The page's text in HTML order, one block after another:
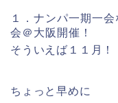
１．ナンパ一期一
会＠大阪開催！
そういえば１１月！
ちょっと早めに